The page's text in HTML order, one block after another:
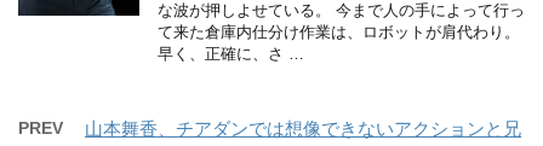
な波が押しよせている。 今まで人の手によって行っ
て来た倉庫内仕分け作業は、ロボットが肩代わり。
早く、正確に、さ …
PREV
山本舞香、チアダンでは想像できないアクションと兄